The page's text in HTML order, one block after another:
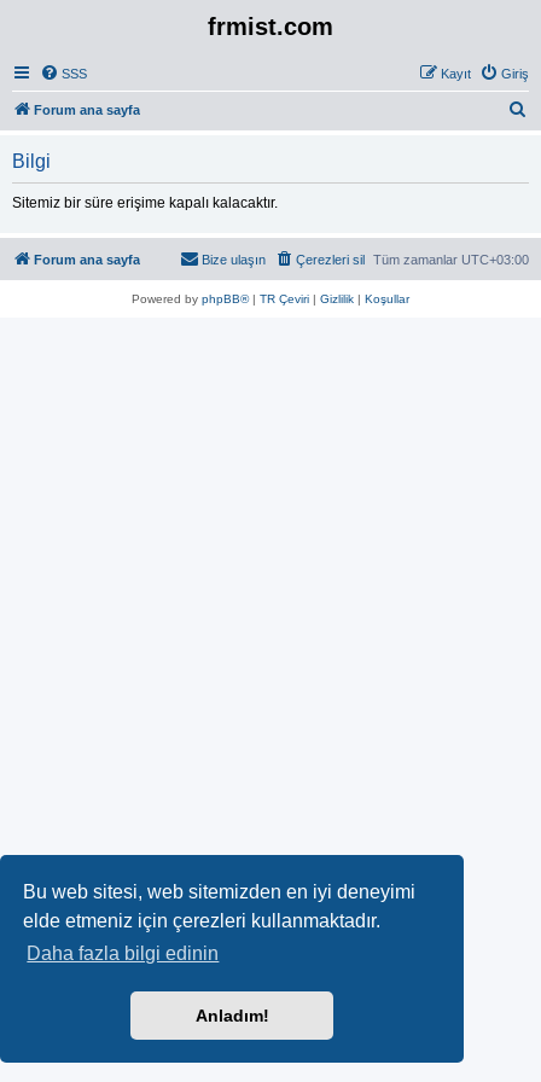
Bu web sitesi, web sitemizden en iyi deneyimi
elde etmeniz için çerezleri kullanmaktadır.
Daha fazla bilgi edinin
Anladım!
frmist.com
SSS Giriş
Kayıt
Forum ana sayfa
Bilgi
Sitemiz bir süre erişime kapalı kalacaktır.
Forum ana sayfa Tüm zamanlar UTC+03:00
Çerezleri sil
Bize ulaşın
Powered by phpBB®| TR Çeviri | Gizlilik | Koşullar